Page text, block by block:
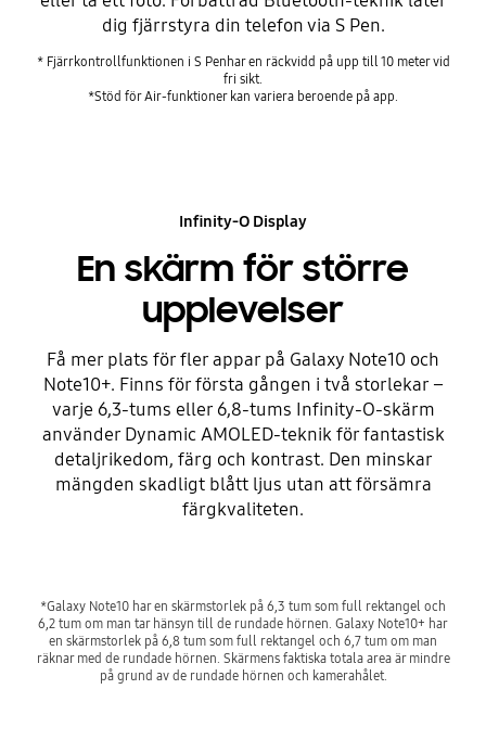
dig fjärrstyra din telefon via S Pen.
* Fjärrkontrollfunktionen i S Penhar en räckvidd på upp till 10 meter vid
fri sikt.
*Stöd för Air-funktioner kan variera beroende på app.
Infinity-O Display
En skärm för större
upplevelser
Få mer plats för fler appar på Galaxy Note10 och
Note10+. Finns för första gången i två storlekar –
varje 6,3-tums eller 6,8-tums Infinity-O-skärm
använder Dynamic AMOLED-teknik för fantastisk
detaljrikedom, färg och kontrast. Den minskar
mängden skadligt blått ljus utan att försämra
färgkvaliteten.
*Galaxy Note10 har en skärmstorlek på 6,3 tum som full rektangel och
6,2 tum om man tar hänsyn till de rundade hörnen. Galaxy Note10+ har
en skärmstorlek på 6,8 tum som full rektangel och 6,7 tum om man
räknar med de rundade hörnen. Skärmens faktiska totala area är mindre
på grund av de rundade hörnen och kamerahålet.